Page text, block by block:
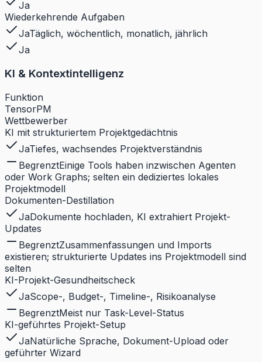
Ja
Wiederkehrende Aufgaben
JaTäglich, wöchentlich, monatlich, jährlich
Ja
KI & Kontextintelligenz
Funktion
TensorPM
Wettbewerber
KI mit strukturiertem Projektgedächtnis
JaTiefes, wachsendes Projektverständnis
BegrenztEinige Tools haben inzwischen Agenten
oder Work Graphs; selten ein dediziertes lokales
Projektmodell
Dokumenten-Destillation
JaDokumente hochladen, KI extrahiert Projekt-
Updates
BegrenztZusammenfassungen und Imports
existieren; strukturierte Updates ins Projektmodell sind
selten
KI-Projekt-Gesundheitscheck
JaScope-, Budget-, Timeline-, Risikoanalyse
BegrenztMeist nur Task-Level-Status
KI-geführtes Projekt-Setup
JaNatürliche Sprache, Dokument-Upload oder
geführter Wizard